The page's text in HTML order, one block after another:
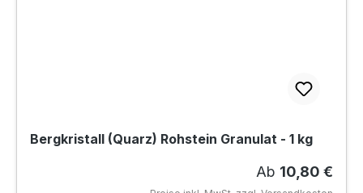
Bergkristall (Quarz) Rohstein Granulat - 1 kg
Regulärer
Ab 10,80 €